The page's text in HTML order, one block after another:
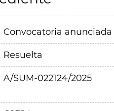
Convocatoria
Resuelta
A/SUM-022124/2025